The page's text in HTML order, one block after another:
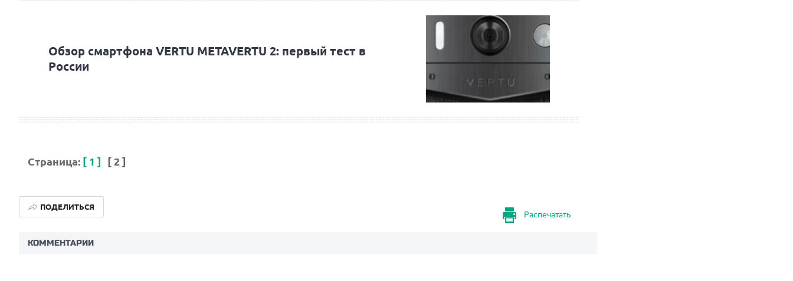
Обзор смартфона VERTU METAVERTU 2: первый тест в
России
Страница: [ 1 ] [ 2 ]
Распечатать
ПОДЕЛИТЬСЯ
КОММЕНТАРИИ